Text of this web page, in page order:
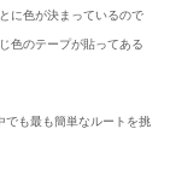
に色が決まっているので
色のテープが貼ってある
でも最も簡単なルートを挑